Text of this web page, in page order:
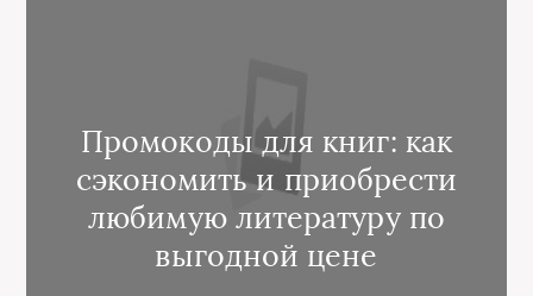
Промокоды для книг: как
сэкономить и приобрести
любимую литературу по
выгодной цене